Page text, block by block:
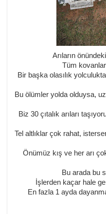
Arıların
Tüm
Bir başka olasılık
Bu ölümler yolda olduysa,
Biz 30 çıtalık arıları
Tel altlıklar çok rahat,
Önümüz kış ve her arı
Bu arada bu
İşlerden kaçar hale
En fazla 1 ayda